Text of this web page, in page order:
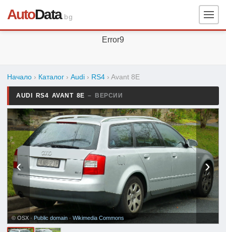
AutoData.bg
Error9
Начало › Каталог › Audi › RS4 › Avant 8E
AUDI RS4 AVANT 8E – ВЕРСИИ
‹ ›
© OSX · Public domain · Wikimedia Commons